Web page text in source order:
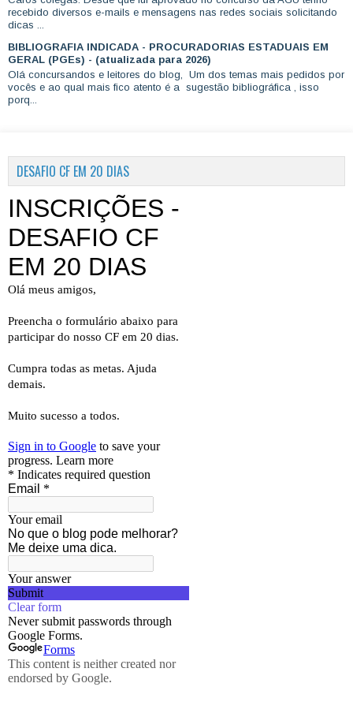
recebido diversos e-mails e mensagens nas redes sociais solicitando
dicas ...
BIBLIOGRAFIA INDICADA - PROCURADORIAS ESTADUAIS EM
GERAL (PGEs) - (atualizada para 2026)
Olá concursandos e leitores do blog, Um dos temas mais pedidos por
vocês e ao qual mais fico atento é a sugestão bibliográfica , isso
porq...
DESAFIO CF EM 20 DIAS